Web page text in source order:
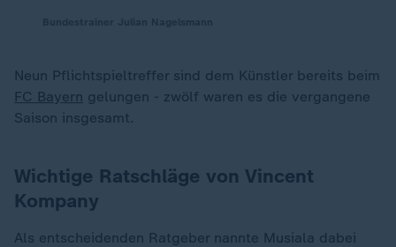
Neun Pflichtspieltreffer sind dem Künstler bereits beim
FC Bayern gelungen - zwölf waren es die vergangene
Saison insgesamt.
Wichtige Ratschläge von Vincent
Kompany
Als entscheidenden Ratgeber nannte Musiala dabei